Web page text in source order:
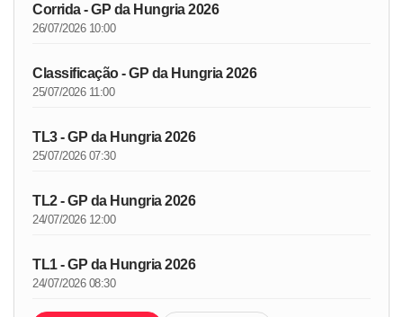
Corrida - GP da Hungria 2026
26/07/2026 10:00
Classificação - GP da Hungria 2026
25/07/2026 11:00
TL3 - GP da Hungria 2026
25/07/2026 07:30
TL2 - GP da Hungria 2026
24/07/2026 12:00
TL1 - GP da Hungria 2026
24/07/2026 08:30